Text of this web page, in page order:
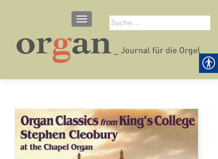
Suche
nach:
SCHALTE NAVIGATION